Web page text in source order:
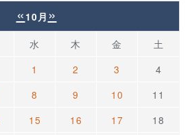
« 10月 »
水 木 金
土
1
2 3
4
8 9 10
11
15 16 17
18